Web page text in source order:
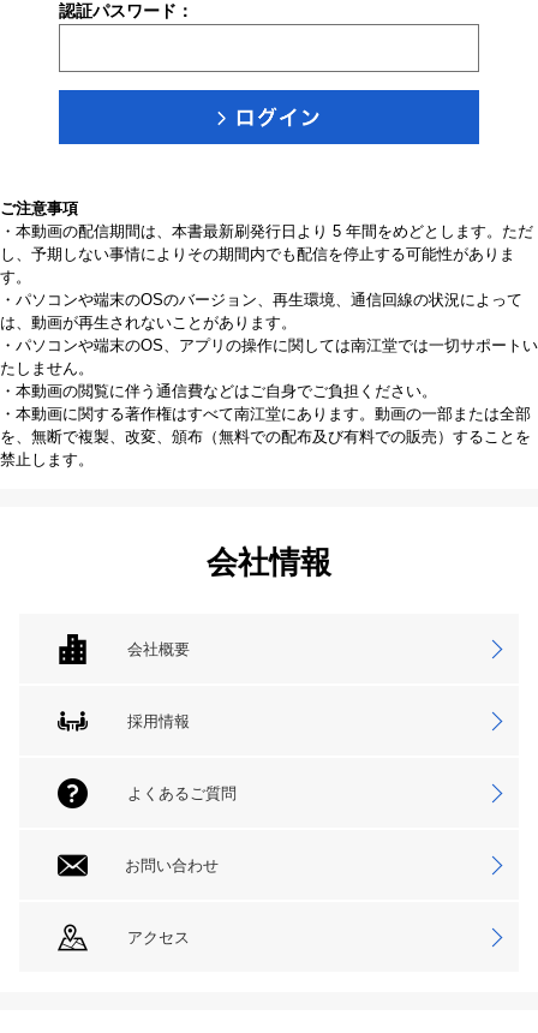
認証パスワード：
ご注意事項
・本動画の配信期間は、本書最新刷発行日より 5 年間をめどとします。ただ
し、予期しない事情によりその期間内でも配信を停止する可能性がありま
す。
・パソコンや端末のOSのバージョン、再生環境、通信回線の状況によって
は、動画が再生されないことがあります。
・パソコンや端末のOS、アプリの操作に関しては南江堂では一切サポートい
たしません。
・本動画の閲覧に伴う通信費などはご自身でご負担ください。
・本動画に関する著作権はすべて南江堂にあります。動画の一部または全部
を、無断で複製、改変、頒布（無料での配布及び有料での販売）することを
禁止します。
会社情報
会社概要
採用情報
よくあるご質問
お問い合わせ
アクセス